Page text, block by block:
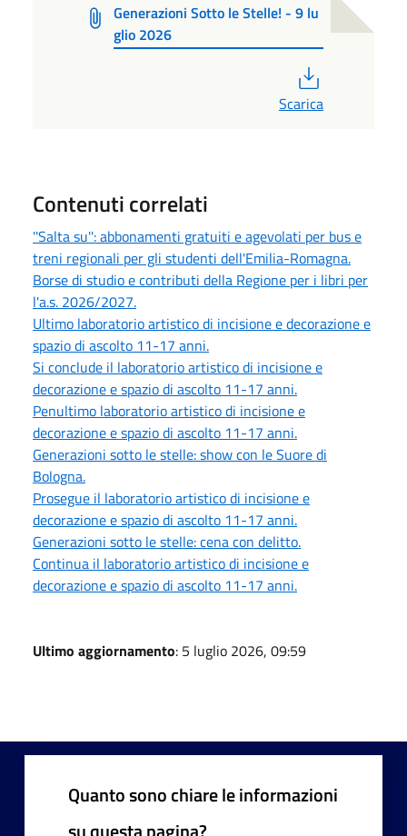
Generazioni Sotto le Stelle! - 9 lu
glio 2026
Scarica
Contenuti correlati
''Salta su'': abbonamenti gratuiti e agevolati per bus e
treni regionali per gli studenti dell'Emilia-Romagna.
Borse di studio e contributi della Regione per i libri per
l'a.s. 2026/2027.
Ultimo laboratorio artistico di incisione e decorazione e
spazio di ascolto 11-17 anni.
Si conclude il laboratorio artistico di incisione e
decorazione e spazio di ascolto 11-17 anni.
Penultimo laboratorio artistico di incisione e
decorazione e spazio di ascolto 11-17 anni.
Generazioni sotto le stelle: show con le Suore di
Bologna.
Prosegue il laboratorio artistico di incisione e
decorazione e spazio di ascolto 11-17 anni.
Generazioni sotto le stelle: cena con delitto.
Continua il laboratorio artistico di incisione e
decorazione e spazio di ascolto 11-17 anni.
Ultimo aggiornamento: 5 luglio 2026, 09:59
Quanto sono chiare le informazioni